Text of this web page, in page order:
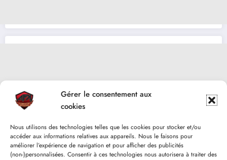
Gérer le consentement aux
cookies
Nous utilisons des technologies telles que les cookies pour stocker et/ou
accéder aux informations relatives aux appareils. Nous le faisons pour
améliorer l’expérience de navigation et pour afficher des publicités
(non-)personnalisées. Consentir à ces technologies nous autorisera à traiter des